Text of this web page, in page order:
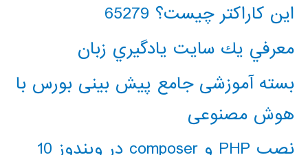
این کاراکتر چیست؟ 65279
معرفي يك سايت يادگيري زبان
بسته آموزشی جامع پیش بینی بورس با
هوش مصنوعی
نصب PHP و composer در ویندوز 10